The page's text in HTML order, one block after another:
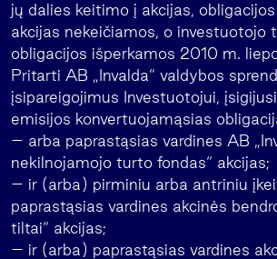
jų dalies keitimo į akcijas,
akcijas nekeičiamos, o investuotojo
obligacijos išperkamos 2010 m.
Pritarti AB „Invalda“ valdybos
įsipareigojimus Investuotojui,
emisijos konvertuojamąsias
– arba paprastąsias vardines AB
nekilnojamojo turto fondas“ akcijas;
– ir (arba) pirminiu arba antriniu
paprastąsias vardines akcinės
tiltai“ akcijas;
– ir (arba) paprastąsias vardines